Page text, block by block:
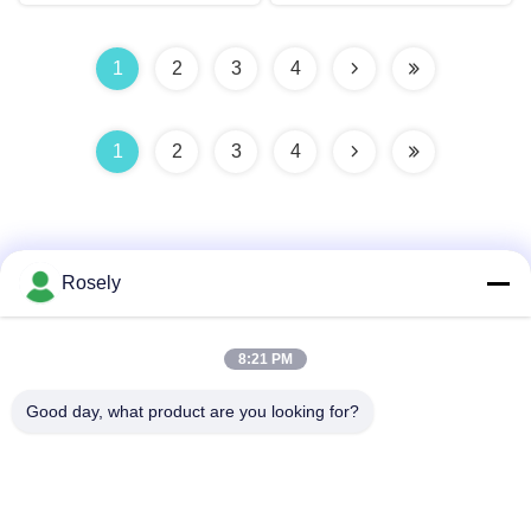
1 2 3 4
1 2 3 4
Διεύθυνση
Rosely
8:21 PM
Good day, what product are you looking for?